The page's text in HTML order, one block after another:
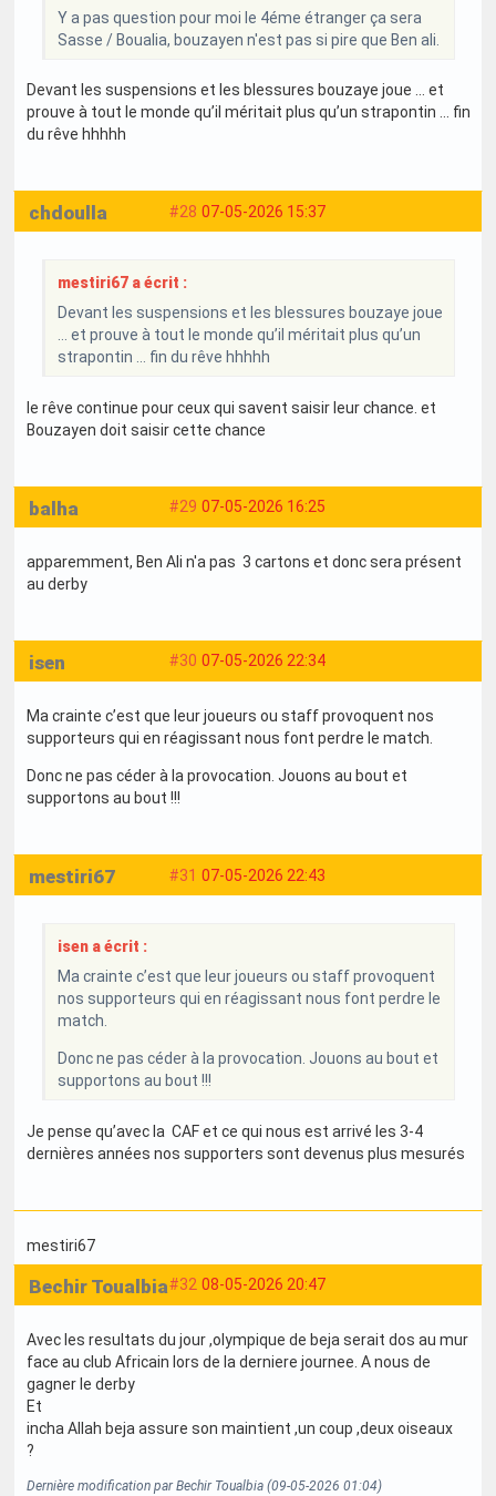
Y a pas question pour moi le 4éme étranger ça sera
Sasse / Boualia, bouzayen n'est pas si pire que Ben ali.
Devant les suspensions et les blessures bouzaye joue … et
prouve à tout le monde qu’il méritait plus qu’un strapontin … fin
du rêve hhhhh
#28 07-05-2026 15:37
chdoulla
mestiri67 a écrit :
Devant les suspensions et les blessures bouzaye joue
… et prouve à tout le monde qu’il méritait plus qu’un
strapontin … fin du rêve hhhhh
le rêve continue pour ceux qui savent saisir leur chance. et
Bouzayen doit saisir cette chance
#29 07-05-2026 16:25
balha
apparemment, Ben Ali n'a pas 3 cartons et donc sera présent
au derby
#30 07-05-2026 22:34
isen
Ma crainte c’est que leur joueurs ou staff provoquent nos
supporteurs qui en réagissant nous font perdre le match.
Donc ne pas céder à la provocation. Jouons au bout et
supportons au bout !!!
#31 07-05-2026 22:43
mestiri67
isen a écrit :
Ma crainte c’est que leur joueurs ou staff provoquent
nos supporteurs qui en réagissant nous font perdre le
match.
Donc ne pas céder à la provocation. Jouons au bout et
supportons au bout !!!
Je pense qu’avec la CAF et ce qui nous est arrivé les 3-4
dernières années nos supporters sont devenus plus mesurés
mestiri67
#32 08-05-2026 20:47
Bechir Toualbia
Avec les resultats du jour ,olympique de beja serait dos au mur
face au club Africain lors de la derniere journee. A nous de
gagner le derby
Et
incha Allah beja assure son maintient ,un coup ,deux oiseaux
?
Dernière modification par Bechir Toualbia (09-05-2026 01:04)